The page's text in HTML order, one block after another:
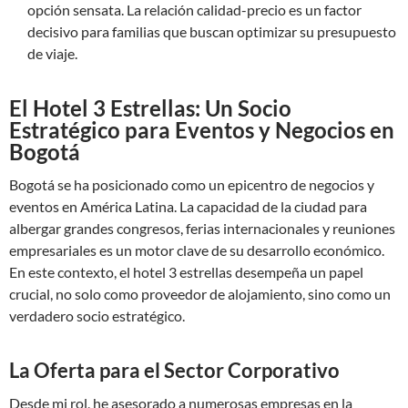
opción sensata. La relación calidad-precio es un factor
decisivo para familias que buscan optimizar su presupuesto
de viaje.
El Hotel 3 Estrellas: Un Socio
Estratégico para Eventos y Negocios en
Bogotá
Bogotá se ha posicionado como un epicentro de negocios y
eventos en América Latina. La capacidad de la ciudad para
albergar grandes congresos, ferias internacionales y reuniones
empresariales es un motor clave de su desarrollo económico.
En este contexto, el hotel 3 estrellas desempeña un papel
crucial, no solo como proveedor de alojamiento, sino como un
verdadero socio estratégico.
La Oferta para el Sector Corporativo
Desde mi rol, he asesorado a numerosas empresas en la